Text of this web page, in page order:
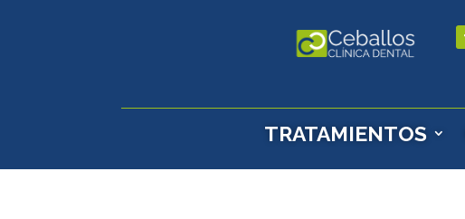
TRATAMIENTOS